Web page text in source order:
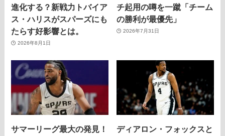
進化する？新戦力トバイア
ス・ハリスがスパーズにも
たらす好影響とは。
2026年8月1日
チ起用の噂を一蹴「チーム
の勝利が最優先」
2026年7月31日
サマーリーグ最大の発見！
ディアロン・フォックスと